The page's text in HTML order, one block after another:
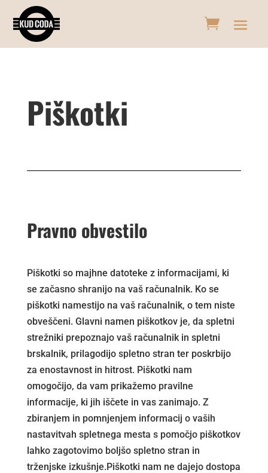
Piškotki
Pravno obvestilo
Piškotki so majhne datoteke z informacijami, ki
se začasno shranijo na vaš računalnik. Ko se
piškotki namestijo na vaš računalnik, o tem niste
obveščeni. Glavni namen piškotkov je, da spletni
strežniki prepoznajo vaš računalnik in spletni
brskalnik, prilagodijo spletno stran ter poskrbijo
za enostavnost in hitrost. Piškotki nam
omogočijo, da vam prikažemo pravilne
informacije, ki jih iščete in vas zanimajo. Z
zbiranjem in pomnjenjem informacij o vaših
nastavitvah spletnega mesta s pomočjo piškotkov
lahko zagotovimo boljšo spletno stran in
trženjske izkušnje.Piškotki nam ne dajejo dostopa